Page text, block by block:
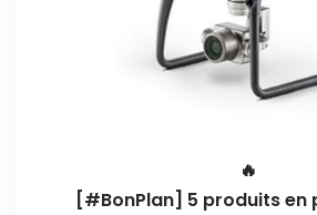
🔥
[#BonPlan] 5 produits en